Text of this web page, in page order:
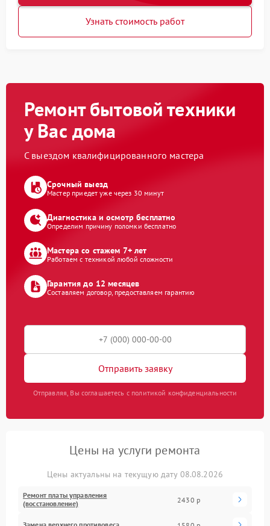
Узнать стоимость работ
Ремонт бытовой техники
у Вас дома
С выездом квалифицированного мастера
Срочный выезд
Мастер приедет уже через 30 минут
Диагностика и осмотр бесплатно
Определим причину поломки бесплатно
Мастера со стажем 7+ лет
Работаем с техникой любой сложности
Гарантия до 12 месяцев
Составляем договор, предоставляем гарантию
Отправить заявку
Отправляя, Вы соглашаетесь с политикой конфиденциальности
Цены на услуги ремонта
Цены актуальны на текущую дату 08.08.2026
Ремонт платы управления
(восстановление)
2430 р